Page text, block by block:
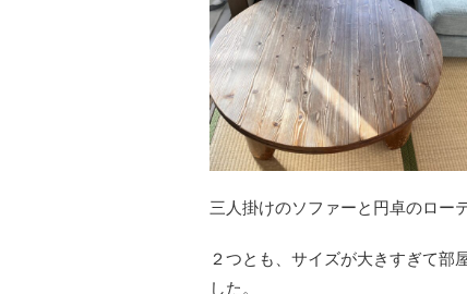
三人掛けのソファーと円卓のロー
２つとも、サイズが大きすぎて部
した。